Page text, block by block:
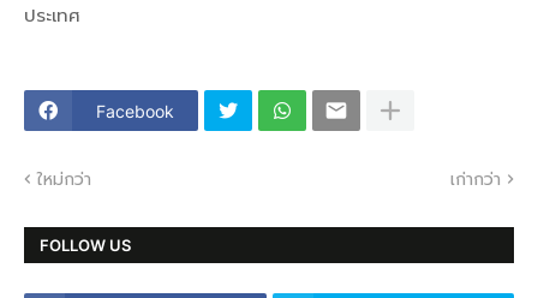
ประเทศ
Facebook
ใหม่กว่า เก่ากว่า
FOLLOW US